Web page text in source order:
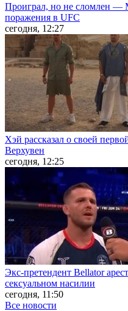
Проиграл, но не сломлен —
поражения в UFC
сегодня, 12:27
Хэй рассказал о своей
Верхувен
сегодня, 12:25
Экс-претендент Bellator
сексуальном насилии
сегодня, 11:50
Все новости